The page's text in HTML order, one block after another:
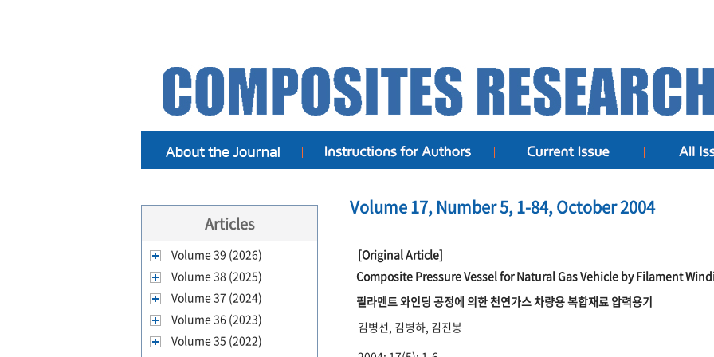
Articles
Volume 39 (2026)
Volume 38 (2025)
Volume 37 (2024)
Volume 36 (2023)
Volume 35 (2022)
Volume 17, Number 5, 1-84, October 2004
[Original Article]
Composite Pressure Vessel for Natural Gas Vehicle by Filament
필라멘트 와인딩 공정에 의한 천연가스 차량용 복합재료 압력용기
김병선, 김병하, 김진봉